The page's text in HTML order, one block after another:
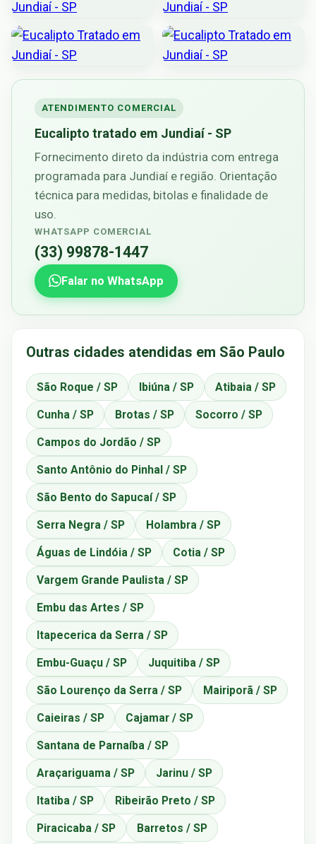
ATENDIMENTO COMERCIAL
Eucalipto tratado em Jundiaí - SP
Fornecimento direto da indústria com entrega
programada para Jundiaí e região. Orientação
técnica para medidas, bitolas e finalidade de
uso.
WHATSAPP COMERCIAL
(33) 99878-1447
Falar no WhatsApp
Outras cidades atendidas em São Paulo
São Roque / SP Ibiúna / SP Atibaia / SP
Cunha / SP Brotas / SP Socorro / SP
Campos do Jordão / SP
Santo Antônio do Pinhal / SP
São Bento do Sapucaí / SP
Serra Negra / SP Holambra / SP
Águas de Lindóia / SP Cotia / SP
Vargem Grande Paulista / SP
Embu das Artes / SP
Itapecerica da Serra / SP
Embu-Guaçu / SP Juquitiba / SP
São Lourenço da Serra / SP Mairiporã / SP
Caieiras / SP Cajamar / SP
Santana de Parnaíba / SP
Araçariguama / SP Jarinu / SP
Itatiba / SP Ribeirão Preto / SP
Piracicaba / SP Barretos / SP